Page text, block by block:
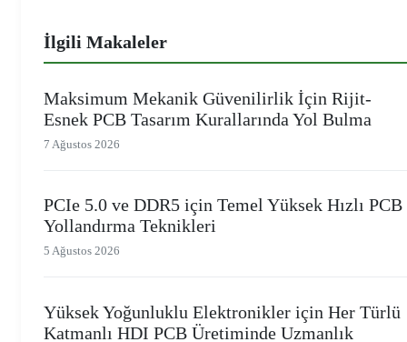
İlgili Makaleler
Maksimum Mekanik Güvenilirlik İçin Rijit-
Esnek PCB Tasarım Kurallarında Yol Bulma
7 Ağustos 2026
PCIe 5.0 ve DDR5 için Temel Yüksek Hızlı PCB
Yollandırma Teknikleri
5 Ağustos 2026
Yüksek Yoğunluklu Elektronikler için Her Türlü
Katmanlı HDI PCB Üretiminde Uzmanlık